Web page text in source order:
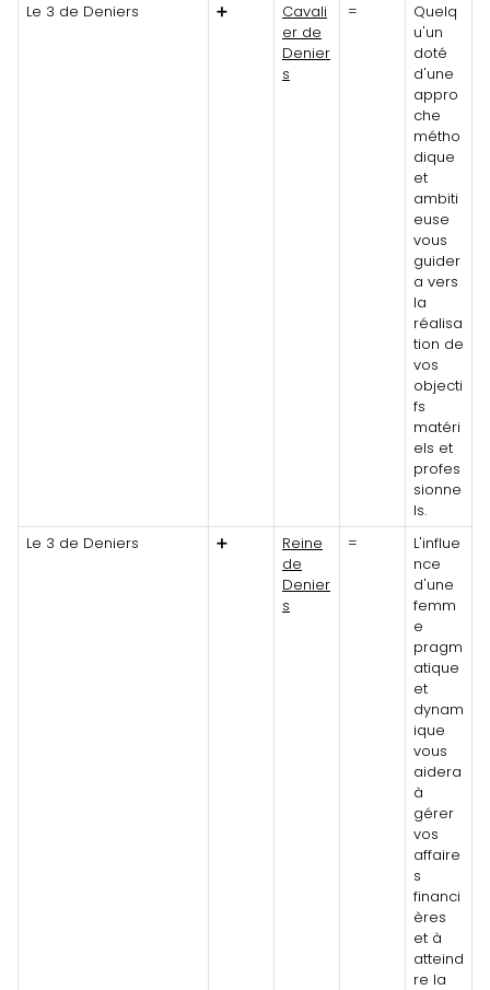
Le 3 de Deniers
➕
Cavali
er de
Denier
s
=
Quelq
u'un
doté
d'une
appro
che
métho
dique
et
ambiti
euse
vous
guider
a vers
la
réalisa
tion de
vos
objecti
fs
matéri
els et
profes
sionne
ls.
Le 3 de Deniers
➕
Reine
de
Denier
s
=
L'influe
nce
d'une
femm
e
pragm
atique
et
dynam
ique
vous
aidera
à
gérer
vos
affaire
s
financi
ères
et à
atteind
re la